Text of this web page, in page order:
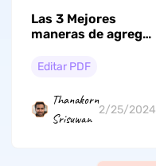
Las 3 Mejores
maneras de agregar
Editar PDF
Thanakorn
Srisuwan
2/25/2024